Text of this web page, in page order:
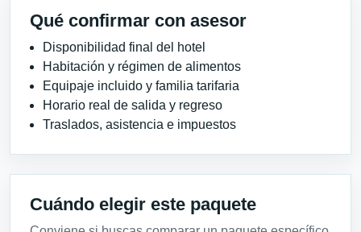
Qué confirmar con asesor
Disponibilidad final del hotel
Habitación y régimen de alimentos
Equipaje incluido y familia tarifaria
Horario real de salida y regreso
Traslados, asistencia e impuestos
Cuándo elegir este paquete